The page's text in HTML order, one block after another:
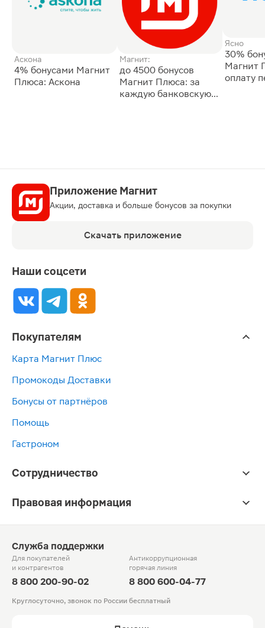
Аскона
4% бонусами Магнит
Плюса: Аскона
Магнит:
до 4500 бонусов
Магнит Плюса: за
каждую банковскую
Ясно
30%
Магнит
оплату
Приложение Магнит
Акции, доставка и больше бонусов за покупки
Скачать приложение
Наши соцсети
Покупателям
Карта Магнит Плюс
Промокоды Доставки
Бонусы от партнёров
Помощь
Гастроном
Сотрудничество
Правовая информация
Служба поддержки
Для покупателей
и контрагентов
8 800 200-90-02
Антикоррупционная
горячая линия
8 800 600-04-77
Круглосуточно, звонок по России бесплатный